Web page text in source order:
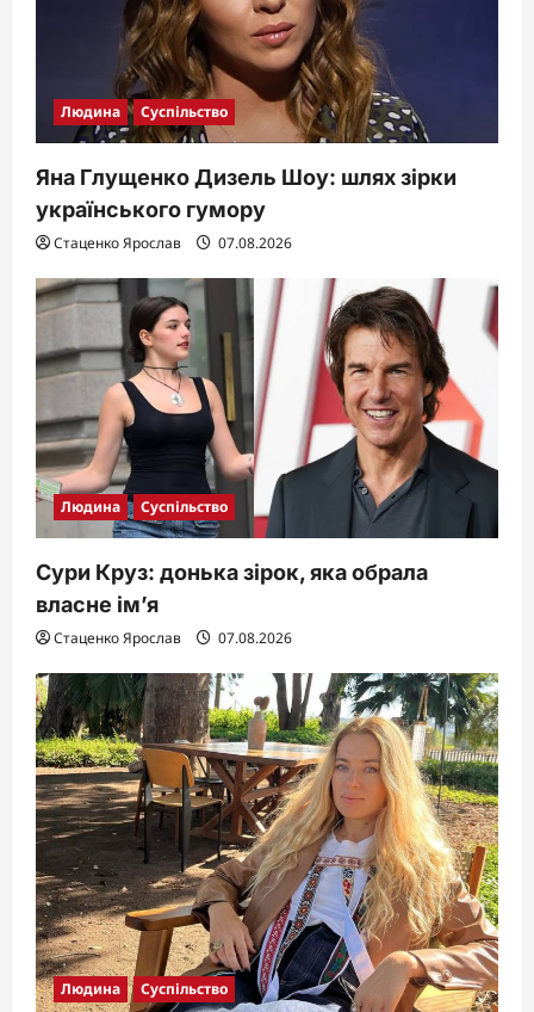
Людина Суспільство
Яна Глущенко Дизель Шоу: шлях зірки
українського гумору
Стаценко Ярослав 07.08.2026
Людина Суспільство
Сури Круз: донька зірок, яка обрала
власне ім’я
Стаценко Ярослав 07.08.2026
Людина Суспільство